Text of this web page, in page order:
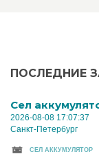
ПОСЛЕДНИЕ
Cел
2026-08-08 17:07:37
Санкт-Петербург
CЕЛ АККУМУЛЯТОР